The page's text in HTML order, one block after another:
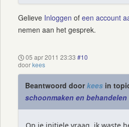
Gelieve Inloggen of een account
nemen aan het gesprek.
05 apr 2011 23:33 #10
doorkees
Beantwoord doorkees in
schoonmaken en behandelen